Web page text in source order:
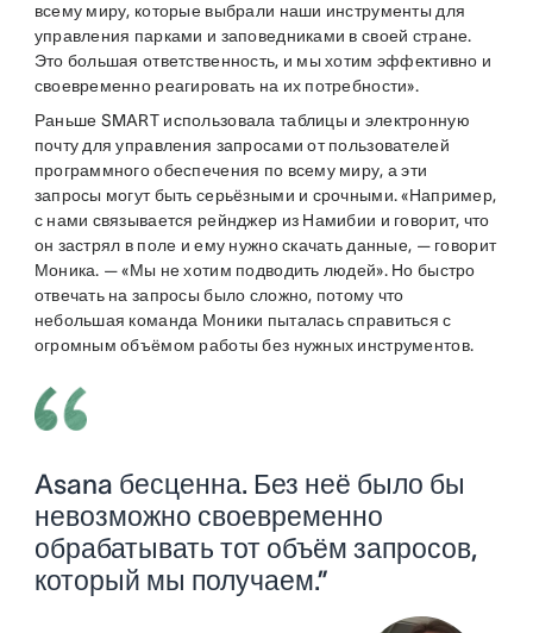
всему миру, которые выбрали наши инструменты для
управления парками и заповедниками в своей стране.
Это большая ответственность, и мы хотим эффективно и
своевременно реагировать на их потребности».
Раньше SMART использовала таблицы и электронную
почту для управления запросами от пользователей
программного обеспечения по всему миру, а эти
запросы могут быть серьёзными и срочными. «Например,
с нами связывается рейнджер из Намибии и говорит, что
он застрял в поле и ему нужно скачать данные, — говорит
Моника. — «Мы не хотим подводить людей». Но быстро
отвечать на запросы было сложно, потому что
небольшая команда Моники пыталась справиться с
огромным объёмом работы без нужных инструментов.
Asana бесценна. Без неё было бы
невозможно своевременно
обрабатывать тот объём запросов,
который мы получаем.”